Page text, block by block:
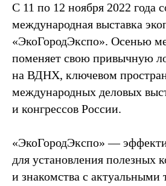
С 11 по 12 ноября 2022 года
международная выставка
«ЭкоГородЭкспо». Осенью
поменяет свою привычную
на ВДНХ, ключевом
международных деловых
и конгрессов России.
«ЭкоГородЭкспо» —
для установления полезных
и знакомства с актуальными